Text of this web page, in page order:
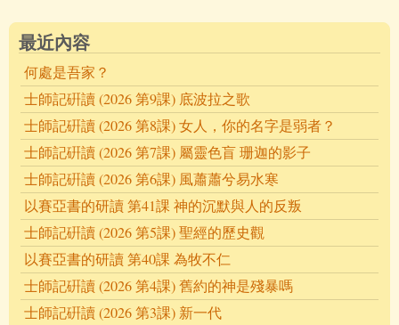
最近內容
何處是吾家？
士師記硏讀 (2026 第9課) 底波拉之歌
士師記硏讀 (2026 第8課) 女人，你的名字是弱者？
士師記硏讀 (2026 第7課) 屬靈色盲 珊迦的影子
士師記硏讀 (2026 第6課) 風蕭蕭兮易水寒
以賽亞書的研讀 第41課 神的沉默與人的反叛
士師記硏讀 (2026 第5課) 聖經的歷史觀
以賽亞書的研讀 第40課 為牧不仁
士師記硏讀 (2026 第4課) 舊約的神是殘暴嗎
士師記硏讀 (2026 第3課) 新一代